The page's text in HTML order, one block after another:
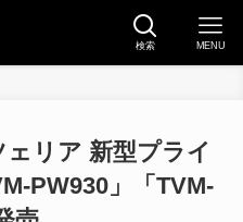
検索 MENU
リア 新型プライ
PW930」「TVM-